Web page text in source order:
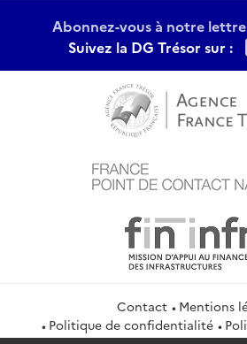
Abonnez-vous à notre
Suivez la DG Trésor sur :
Contact
Mentions
Politique de confidentialité